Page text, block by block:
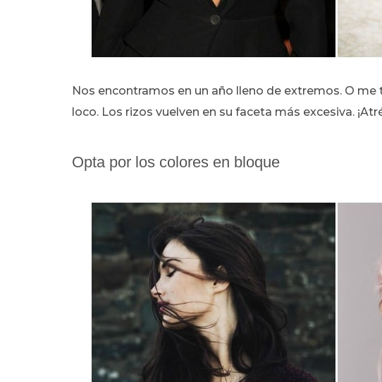
Nos encontramos en un año lleno de extremos. O
loco. Los rizos vuelven en su faceta más excesiva.
Opta por los colores en bloque